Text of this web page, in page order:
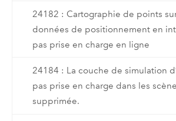
24182 : Cartographie de points
données de positionnement en
pas prise en charge en ligne
24184 : La couche de simulation
pas prise en charge dans les
supprimée.